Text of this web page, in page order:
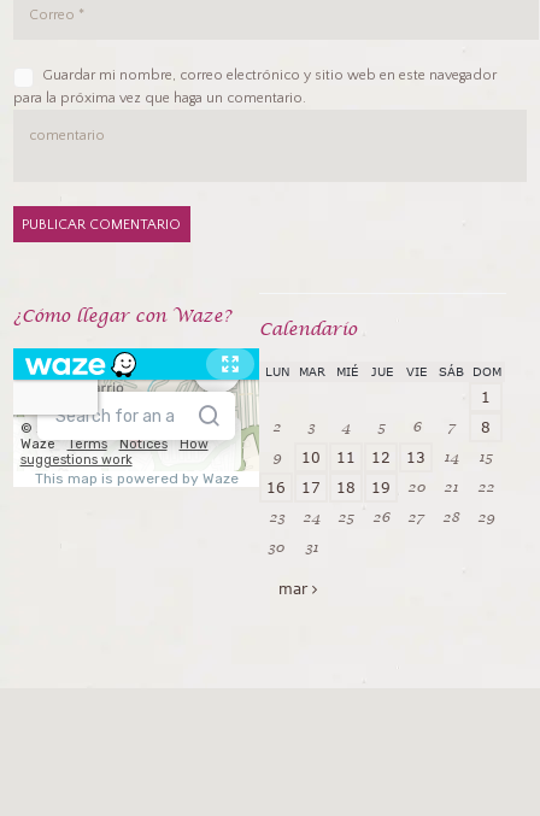
Guardar mi nombre, correo electrónico y sitio web en este navegador
para la próxima vez que haga un comentario.
¿Cómo llegar con Waze?
Calendarío
LUN MAR MIÉ JUE VIE SÁB DOM
1
2 3 4 5 6 7 8
9 10 11 12 13 14 15
16 17 18 19 20 21
22
23
24 25 26 27 28
29
30
31
mar